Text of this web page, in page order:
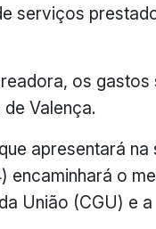
serviços
os
Valença.
apresentará
encaminhará o
União (CGU) e